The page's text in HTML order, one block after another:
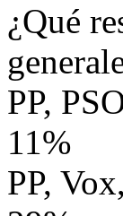
¿Qué
PP,
11%
PP,